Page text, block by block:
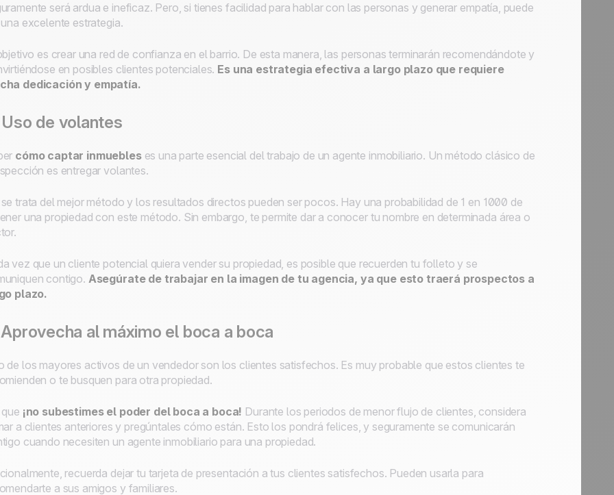
será ardua e ineficaz. Pero, si tienes facilidad para hablar con las personas y generar empatía, puede
excelente estrategia.
es crear una red de confianza en el barrio. De esta manera, las personas terminarán recomendándote y
en posibles clientes potenciales. Es una estrategia efectiva a largo plazo que requiere
dedicación y empatía.
de volantes
cómo captar inmuebleses una parte esencial del trabajo de un agente inmobiliario. Un método clásico de
es entregar volantes.
trata del mejor método y los resultados directos pueden ser pocos. Hay una probabilidad de 1 en 1000 de
una propiedad con este método. Sin embargo, te permite dar a conocer tu nombre en determinada área o
vez que un cliente potencial quiera vender su propiedad, es posible que recuerden tu folleto y se
contigo. Asegúrate de trabajar en la imagen de tu agencia, ya que esto traerá prospectos a
plazo.
al máximo el boca a boca
de los mayores activos de un vendedor son los clientes satisfechos. Es muy probable que estos clientes te
o te busquen para otra propiedad.
¡no subestimes el poder del boca a boca! Durante los periodos de menor flujo de clientes, considera
a clientes anteriores y pregúntales cómo están. Esto los pondrá felices, y seguramente se comunicarán
cuando necesiten un agente inmobiliario para una propiedad.
recuerda dejar tu tarjeta de presentación a tus clientes satisfechos. Pueden usarla para
a sus amigos y familiares.